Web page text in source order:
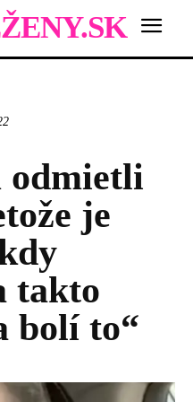
odmietli
je
takto
bolí to“